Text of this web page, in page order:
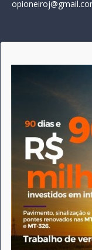
A história do
Canarana - MT, na
que chegou a
publicadas 691
políticos, policiais e
origem, pautado
imparcialidade, faz
da praça" de
comprometimento
relato dos fatos
circulou a última
tem veiculação